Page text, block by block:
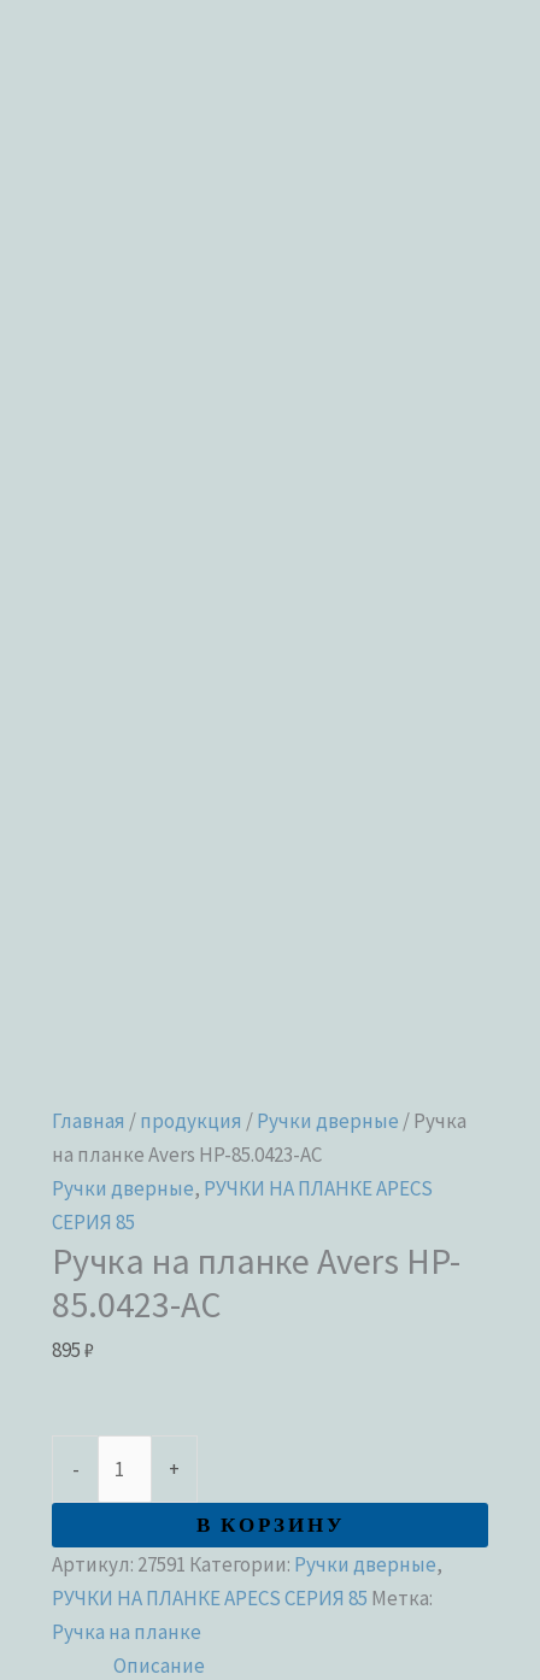
Главная /продукция /Ручки дверные / Ручка
на планке Avers HP-85.0423-AC
Ручки дверные, РУЧКИ НА ПЛАНКЕ APECS
СЕРИЯ 85
Ручка на планке Avers HP-
85.0423-AC
895₽
- +
В КОРЗИНУ
Артикул: 27591 Категории: Ручки дверные,
РУЧКИ НА ПЛАНКЕ APECS СЕРИЯ 85 Метка:
Ручка на планке
Описание